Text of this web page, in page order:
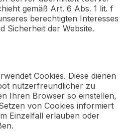
gemäß Art. 6 Abs. 1 lit. f
berechtigten Interesses
Sicherheit der Website.
Cookies. Diese dienen
nutzerfreundlicher zu
Ihren Browser so einstellen,
von Cookies informiert
Einzelfall erlauben oder